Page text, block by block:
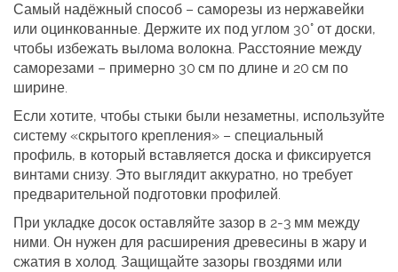
Самый надёжный способ – саморезы из нержавейки
или оцинкованные. Держите их под углом 30° от доски,
чтобы избежать вылома волокна. Расстояние между
саморезами – примерно 30 см по длине и 20 см по
ширине.
Если хотите, чтобы стыки были незаметны, используйте
систему «скрытого крепления» – специальный
профиль, в который вставляется доска и фиксируется
винтами снизу. Это выглядит аккуратно, но требует
предварительной подготовки профилей.
При укладке досок оставляйте зазор в 2‑3 мм между
ними. Он нужен для расширения древесины в жару и
сжатия в холод. Защищайте зазоры гвоздями или